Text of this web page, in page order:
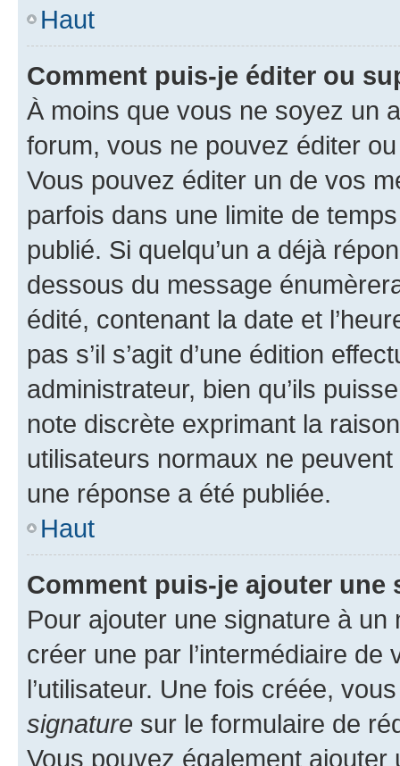
Haut
Comment puis-je éditer ou
À moins que vous ne soyez un
forum, vous ne pouvez éditer
Vous pouvez éditer un de vos
parfois dans une limite de
publié. Si quelqu’un a déjà
dessous du message
édité, contenant la date et
pas s’il s’agit d’une édition
administrateur, bien qu’ils
note discrète exprimant la
utilisateurs normaux ne
une réponse a été publiée.
Haut
Comment puis-je ajouter une
Pour ajouter une signature à un
créer une par l’intermédiaire
l’utilisateur. Une fois créée,
signature sur le formulaire de
Vous pouvez également